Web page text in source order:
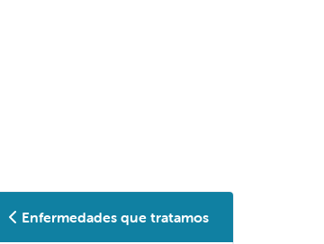
Enfermedades que tratamos